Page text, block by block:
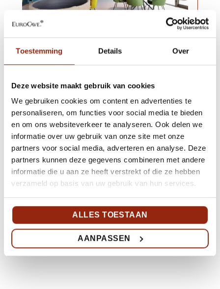
Toestemming Details Over
Deze website maakt gebruik van cookies
We gebruiken cookies om content en advertenties te
personaliseren, om functies voor social media te bieden
en om ons websiteverkeer te analyseren. Ook delen we
informatie over uw gebruik van onze site met onze
partners voor social media, adverteren en analyse. Deze
partners kunnen deze gegevens combineren met andere
informatie die u aan ze heeft verstrekt of die ze hebben
verzameld op basis van uw gebruik van hun services.
ALLES TOESTAAN
AANPASSEN
Pure serie Olympic
Hotel Amsterdam
6 Pure wijnkasten bij Olympic Hotel
…Of ga naar de overzichtspagina.
CASE STUDIES